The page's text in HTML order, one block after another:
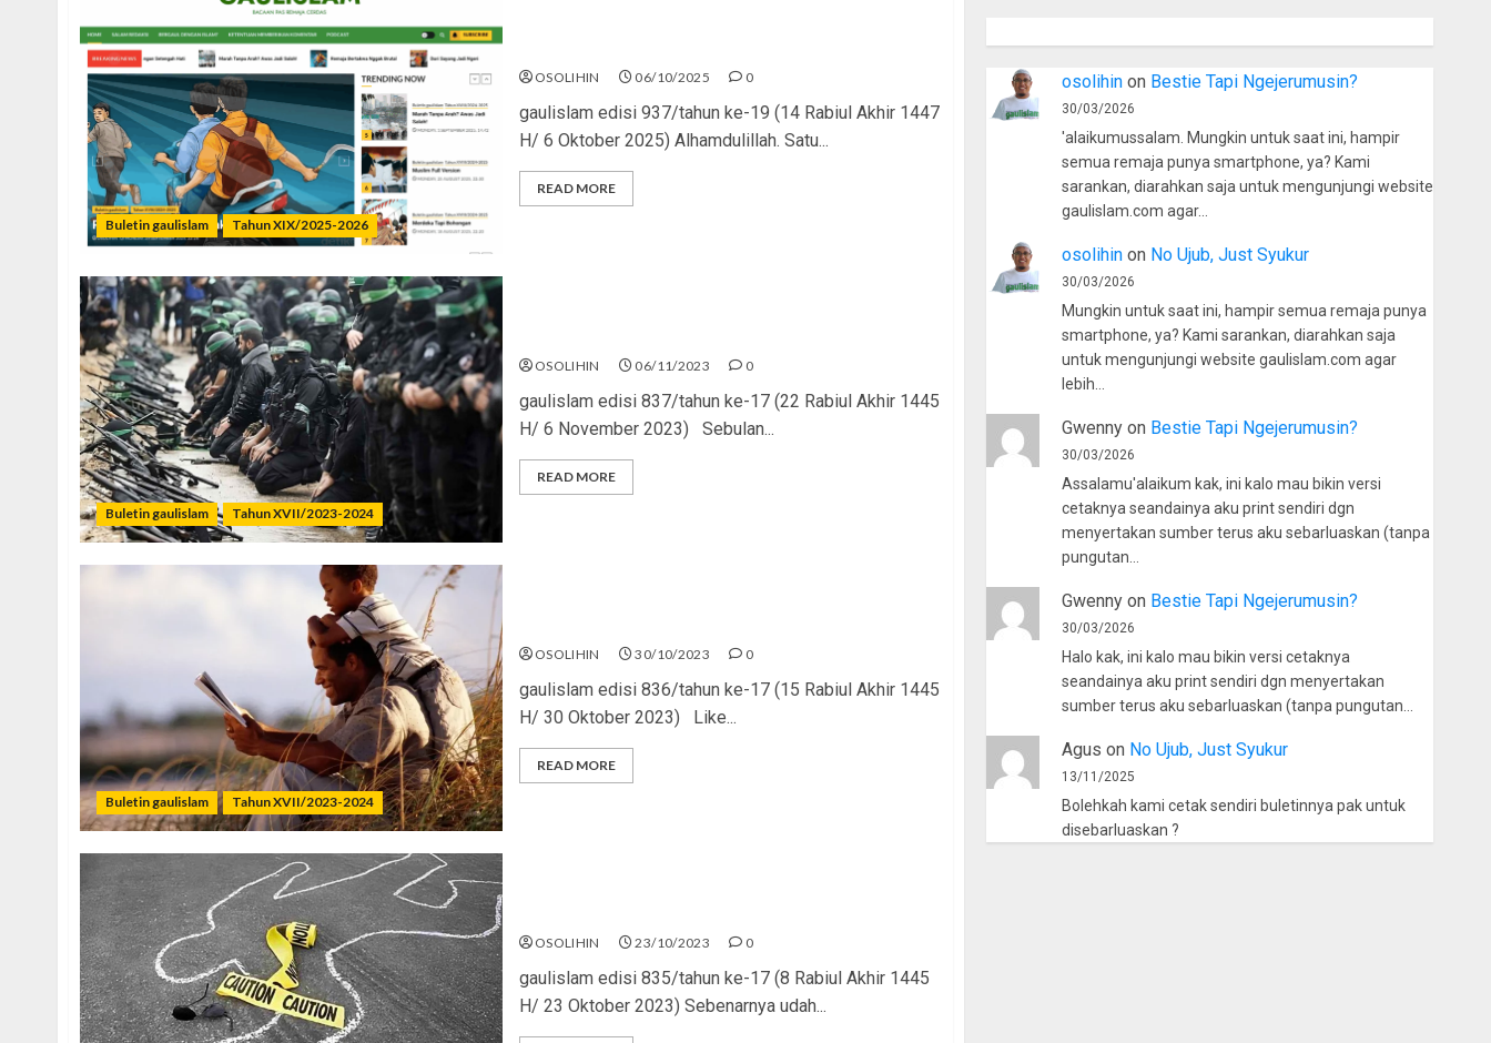
Buletin gaulislam Tahun XIX/2025-2026
OSOLIHIN 06/10/2025 0
gaulislam edisi 937/tahun ke-19 (14 Rabiul Akhir 1447
H/ 6 Oktober 2025) Alhamdulillah. Satu...
READ MORE
Buletin gaulislam Tahun XVII/2023-2024
OSOLIHIN 06/11/2023 0
gaulislam edisi 837/tahun ke-17 (22 Rabiul Akhir 1445
H/ 6 November 2023) Sebulan...
READ MORE
Buletin gaulislam Tahun XVII/2023-2024
OSOLIHIN 30/10/2023 0
gaulislam edisi 836/tahun ke-17 (15 Rabiul Akhir 1445
H/ 30 Oktober 2023) Like...
READ MORE
OSOLIHIN 23/10/2023 0
gaulislam edisi 835/tahun ke-17 (8 Rabiul Akhir 1445
H/ 23 Oktober 2023) Sebenarnya udah...
osolihinon Bestie Tapi Ngejerumusin?
30/03/2026
'alaikumussalam. Mungkin untuk saat ini, hampir
semua remaja punya smartphone, ya? Kami
sarankan, diarahkan saja untuk mengunjungi website
gaulislam.com agar…
osolihinon No Ujub, Just Syukur
30/03/2026
Mungkin untuk saat ini, hampir semua remaja punya
smartphone, ya? Kami sarankan, diarahkan saja
untuk mengunjungi website gaulislam.com agar
lebih…
Gwennyon Bestie Tapi Ngejerumusin?
30/03/2026
Assalamu'alaikum kak, ini kalo mau bikin versi
cetaknya seandainya aku print sendiri dgn
menyertakan sumber terus aku sebarluaskan (tanpa
pungutan…
Gwennyon Bestie Tapi Ngejerumusin?
30/03/2026
Halo kak, ini kalo mau bikin versi cetaknya
seandainya aku print sendiri dgn menyertakan
sumber terus aku sebarluaskan (tanpa pungutan…
Agus on No Ujub, Just Syukur
13/11/2025
Bolehkah kami cetak sendiri buletinnya pak untuk
disebarluaskan ?